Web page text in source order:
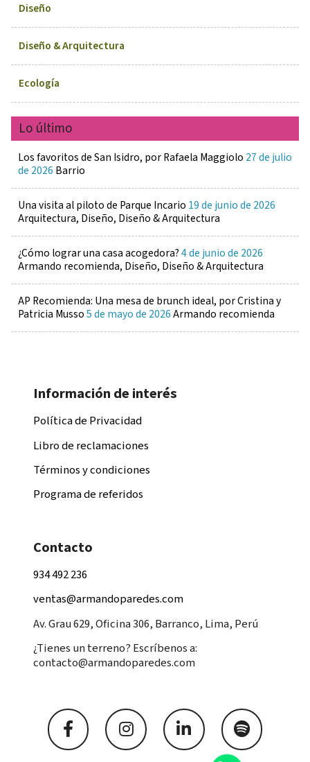
Diseño
Diseño & Arquitectura
Ecología
Lo último
Los favoritos de San Isidro, por Rafaela Maggiolo 27 de julio
de 2026 Barrio
Una visita al piloto de Parque Incario 19 de junio de 2026
Arquitectura, Diseño, Diseño & Arquitectura
¿Cómo lograr una casa acogedora?4 de junio de 2026
Armando recomienda, Diseño, Diseño & Arquitectura
AP Recomienda: Una mesa de brunch ideal, por Cristina y
Patricia Musso5 de mayo de 2026Armando recomienda
Información de interés
Política de Privacidad
Libro de reclamaciones
Términos y condiciones
Programa de referidos
Contacto
934 492 236
ventas@armandoparedes.com
Av. Grau 629, Oficina 306, Barranco, Lima, Perú
¿Tienes un terreno? Escríbenos a:
contacto@armandoparedes.com